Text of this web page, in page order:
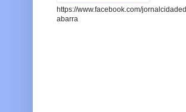
https://www.facebook.com/jornalcidaded
abarra